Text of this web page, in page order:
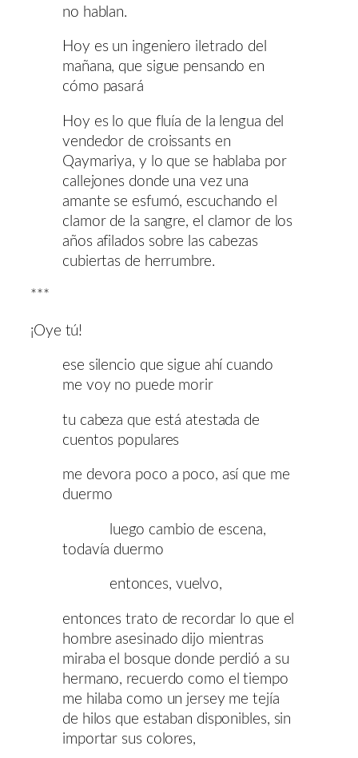
no hablan.
Hoy es un ingeniero iletrado del
mañana, que sigue pensando en
cómo pasará
Hoy es lo que fluía de la lengua del
vendedor de croissants en
Qaymariya, y lo que se hablaba por
callejones donde una vez una
amante se esfumó, escuchando el
clamor de la sangre, el clamor de los
años afilados sobre las cabezas
cubiertas de herrumbre.
***
¡Oye tú!
ese silencio que sigue ahí cuando
me voy no puede morir
tu cabeza que está atestada de
cuentos populares
me devora poco a poco, así que me
duermo
luego cambio de escena,
todavía duermo
entonces, vuelvo,
entonces trato de recordar lo que el
hombre asesinado dijo mientras
miraba el bosque donde perdió a su
hermano, recuerdo como el tiempo
me hilaba como un jersey me tejía
de hilos que estaban disponibles, sin
importar sus colores,